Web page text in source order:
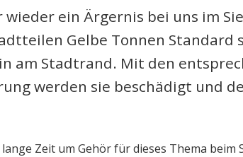
wieder ein Ärgernis bei uns im
Gelbe Tonnen Standard
am Stadtrand. Mit den
werden sie beschädigt und
Zeit um Gehör für dieses Thema beim